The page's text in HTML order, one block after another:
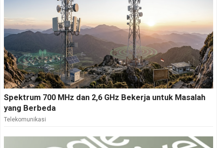
Spektrum 700 MHz dan 2,6 GHz Bekerja untuk Masalah
yang Berbeda
Telekomunikasi